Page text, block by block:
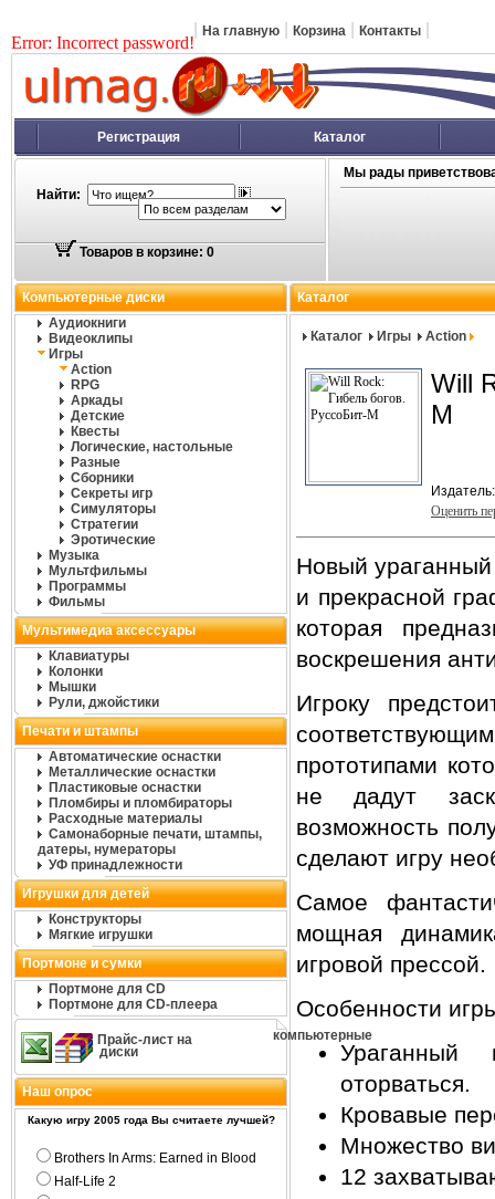
Error: Incorrect password!
На главную Корзина Контакты
Регистрация Каталог
Найти:
Товаров в корзине: 0
Мы рады
Компьютерные диски
Аудиокниги
Видеоклипы
Игры
Action
RPG
Аркады
Детские
Квесты
Логические, настольные
Разные
Сборники
Секреты игр
Симуляторы
Стратегии
Эротические
Музыка
Мультфильмы
Программы
Фильмы
Мультимедиа аксессуары
Клавиатуры
Колонки
Мышки
Рули, джойстики
Печати и штампы
Автоматические оснастки
Металлические оснастки
Пластиковые оснастки
Пломбиры и пломбираторы
Расходные материалы
Самонаборные печати, штампы,
датеры, нумераторы
УФ принадлежности
Игрушки для детей
Конструкторы
Мягкие игрушки
Портмоне и сумки
Портмоне для CD
Портмоне для CD-плеера
Прайс-лист на
компьютерные
диски
Наш опрос
Какую игру 2005 года Вы считаете лучшей?
Brothers In Arms: Earned in Blood
Half-Life 2
Каталог
Каталог Игры Action
Will
М
Оценить
Новый
и прекрасной
которая
воскрешения
Игроку
прототипами
не дадут
возможность
сделают игру
Самое
мощная
игровой прессой.
Особенности
Ураганный
оторваться.
Кровавые
Множество
12